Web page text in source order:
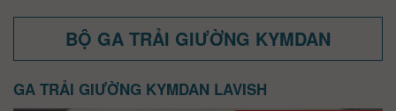
BỘ GA TRẢI GIƯỜNG KYMDAN
GA TRẢI GIƯỜNG KYMDAN LAVISH